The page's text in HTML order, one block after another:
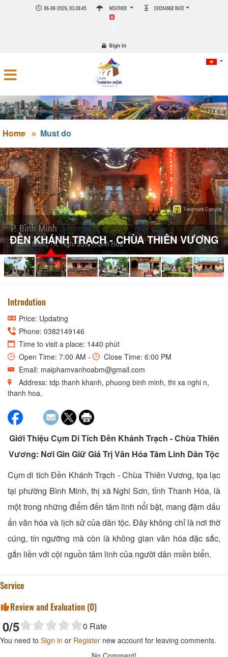
06-08-2026, 03:38:45 WEATHER EXCHANGE RATE
0
Sign in
Home Must do
ĐỀN KHÁNH TRẠCH - CHÙA THIÊN VƯƠNG
Introdution
Price: Updating
Phone: 0382149146
Time to visit a place: 1440 phút
Open Time: 7:00 AM -
Close Time: 6:00 PM
Email: maiphamvanhoabm@gmail.com
Address: tdp thanh khanh, phuong binh minh, thi xa nghi n,
thanh hoa,
Giới Thiệu Cụm Di Tích Đền Khánh Trạch - Chùa Thiên
Vương: Nơi Gìn Giữ Giá Trị Văn Hóa Tâm Linh Dân Tộc
Cụm di tích Đền Khánh Trạch - Chùa Thiên Vương, tọa lạc
tại phường Bình Minh, thị xã Nghi Sơn, tỉnh Thanh Hóa, là
một trong những điểm đến tâm linh nổi bật, mang đậm dấu
ấn văn hóa và lịch sử của dân tộc. Đây không chỉ là nơi thờ
cúng, tín ngưỡng mà còn là không gian văn hóa đặc sắc,
gắn liền với cội nguồn tâm linh của người dân miền biển.
Service
Review and Evaluation (0)
0/5 0 Rate
You need to Sign in or Register new account for leaving comments.